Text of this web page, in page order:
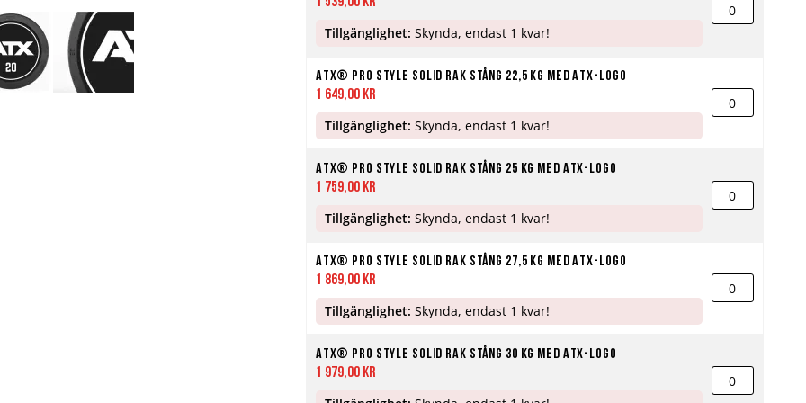
Tillgänglighet: Skynda, endast 1 kvar!
ATX® Pro Style Solid Rak stång 22,5 kg med ATX-logo
1 649,00 kr
Tillgänglighet: Skynda, endast 1 kvar!
ATX® Pro Style Solid Rak stång 25 kg med ATX-logo
1 759,00 kr
Tillgänglighet: Skynda, endast 1 kvar!
ATX® Pro Style Solid Rak stång 27,5 kg med ATX-logo
1 869,00 kr
Tillgänglighet: Skynda, endast 1 kvar!
ATX® Pro Style Solid Rak stång 30 kg med ATX-logo
1 979,00 kr